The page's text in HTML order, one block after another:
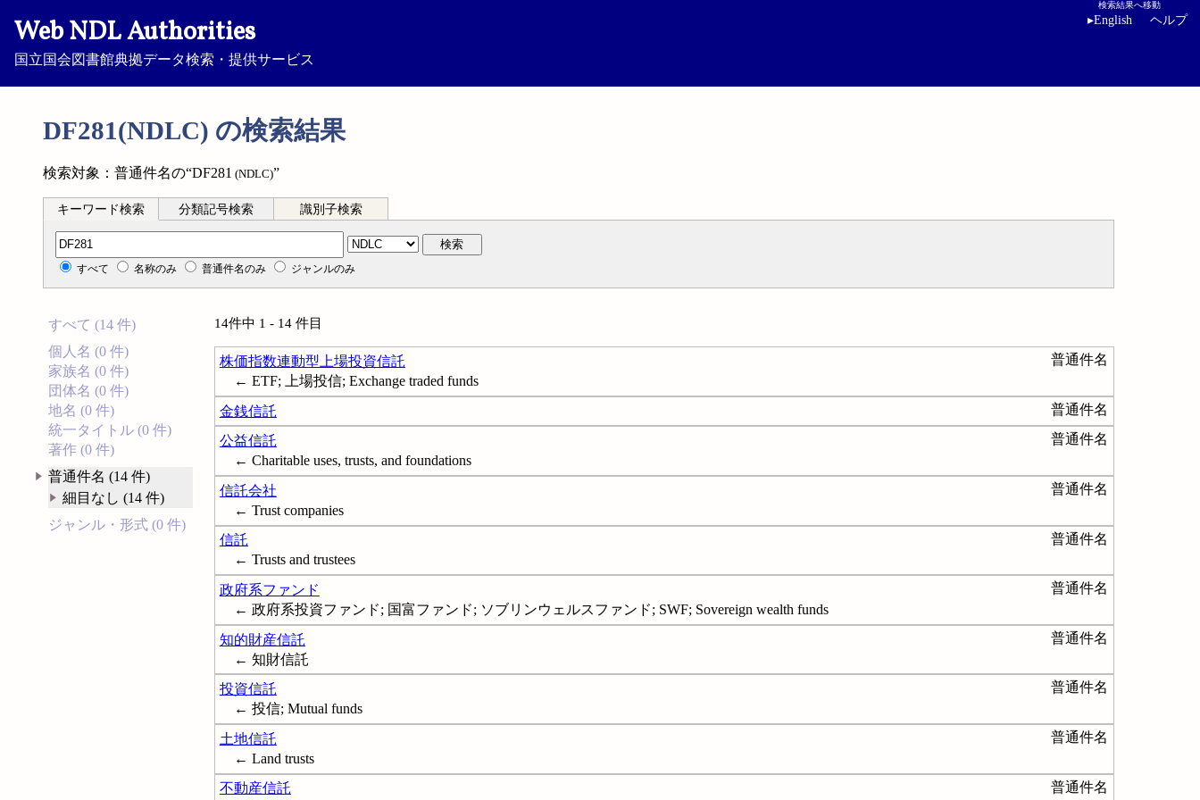
Web NDL Authorities
国立国会図書館典拠データ検索・提供サービス
検索結果へ移動
▸English ヘルプ
DF281(NDLC) の検索結果
検索対象：普通件名の“DF281 (NDLC)”
キーワード検索 分類記号検索 識別子検索
分類記号検索 検索
すべて 名称のみ 普通件名のみ ジャンルのみ
すべて (14 件)
個人名 (0 件)
家族名 (0 件)
団体名 (0 件)
地名 (0 件)
統一タイトル (0 件)
著作 (0 件)
普通件名 (14 件)
細目なし (14 件)
ジャンル・形式 (0 件)
14件中 1 - 14 件目
株価指数連動型上場投資信託
普通件名
← ETF; 上場投信; Exchange traded funds
金銭信託
普通件名
公益信託
普通件名
← Charitable uses, trusts, and foundations
信託会社
普通件名
← Trust companies
信託
普通件名
← Trusts and trustees
政府系ファンド
普通件名
← 政府系投資ファンド; 国富ファンド; ソブリンウェルスファンド; SWF; Sovereign wealth funds
知的財産信託
普通件名
← 知財信託
投資信託
普通件名
← 投信; Mutual funds
土地信託
普通件名
← Land trusts
不動産信託
普通件名